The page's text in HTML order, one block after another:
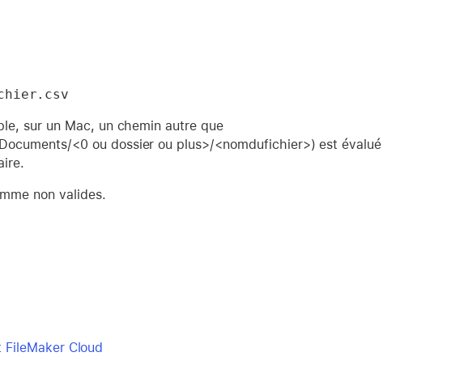
sur un Mac, un chemin autre que
<0 ou dossier ou plus>/<nomdufichier>) est évalué
non valides.
Cloud